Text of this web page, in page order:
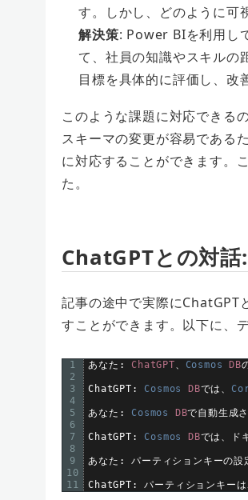
す。しかし、どのように可
解決策: Power BIを利用し
て、社員の知識やスキルの
目標を具体的に評価し、改
このような課題に対応できるの
スキーマの変更が容易である
に対応することができます。
た。
ChatGPTとの対
記事の途中で実際にChatGPT
すことができます。以下に、
1
2
3
4
5
6
7
8
9
10
11
あなた : ChatGPT、 Cosmos DB
ChatGPT : Cosmos DBでは、
あなた : Cosmos DBで自動生成
ChatGPT : Cosmos DBでは、ド
あなた : パーティションキーの設
ChatGPT : パーティションキー